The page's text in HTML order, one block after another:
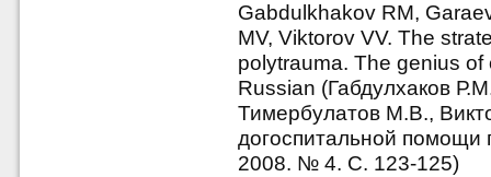
Gabdulkhakov RM,
MV, Viktorov VV. The
polytrauma. The genius
Russian (Габдулхаков
Тимербулатов М.В.,
догоспитальной помощи
2008. № 4. С. 123-125)